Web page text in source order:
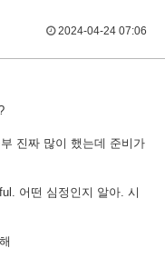
2024-04-24 07:06
진짜 많이 했는데 준비가
어떤 심정인지 알아. 시